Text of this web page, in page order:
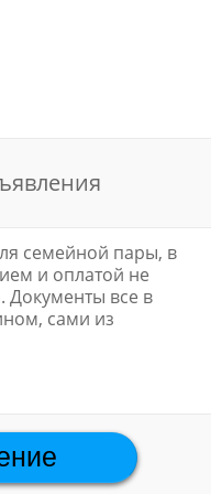
семейной пары, в
и оплатой не
Документы все в
сами из